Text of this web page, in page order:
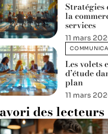
Stratégies
la
services
11 mars
Les volets
d’étude
plan
11 mars
des lecteurs